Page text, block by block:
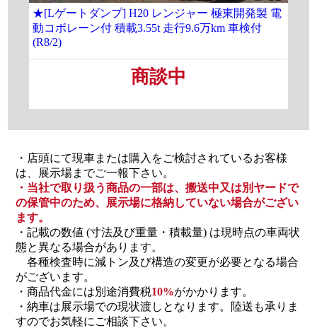
★[Lゲートダンプ] H20 レンジャー 極東開発製 電
動コボレーン付 積載3.55t 走行9.6万km 車検付
(R8/2)
商談中
・店頭にて現車または購入をご検討されているお客様
は、展示場までご一報下さい。
・当社で取り扱う商品の一部は、搬送中又は別ヤードで
の保管中のため、展示場に格納していない場合がござい
ます。
・記載の数値 (寸法及び重量・積載量) は現時点の車両状
態と異なる場合があります。
各種検査時に減トン及び構造の変更が必要となる場合
がございます。
・商品代金には別途消費税10%がかかります。
・納車は展示場での現状渡しとなります。陸送も承りま
すのでお気軽にご相談下さい。